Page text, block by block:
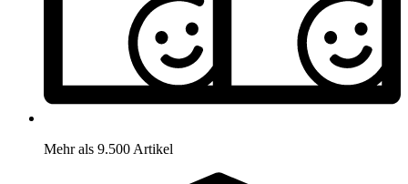
Mehr als 9.500 Artikel